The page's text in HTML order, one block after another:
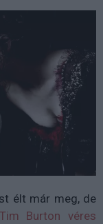
élt már meg, de
Tim Burton véres